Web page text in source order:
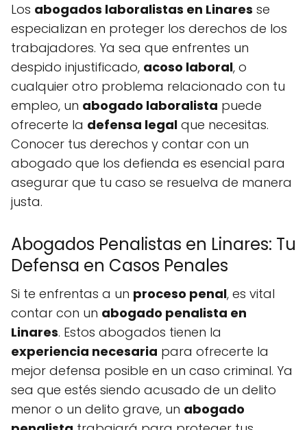
Los abogados laboralistas en Linares se
especializan en proteger los derechos de los
trabajadores. Ya sea que enfrentes un
despido injustificado, acoso laboral, o
cualquier otro problema relacionado con tu
empleo, un abogado laboralista puede
ofrecerte la defensa legal que necesitas.
Conocer tus derechos y contar con un
abogado que los defienda es esencial para
asegurar que tu caso se resuelva de manera
justa.
Abogados Penalistas en Linares: Tu
Defensa en Casos Penales
Si te enfrentas a un proceso penal, es vital
contar con un abogado penalista en
Linares. Estos abogados tienen la
experiencia necesaria para ofrecerte la
mejor defensa posible en un caso criminal. Ya
sea que estés siendo acusado de un delito
menor o un delito grave, un abogado